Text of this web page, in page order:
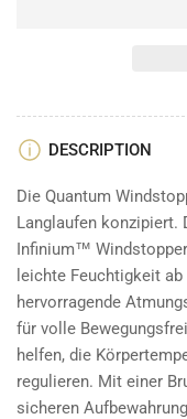
Windweste
Herren
-
jet
black
DESCRIPTION
Die Quantum
Langlaufen konzipiert.
Infinium™
leichte Feuchtigkeit
hervorragende
für volle
helfen, die
regulieren. Mit einer
sicheren